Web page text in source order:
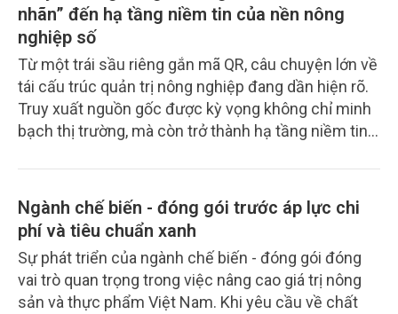
nhãn” đến hạ tầng niềm tin của nền nông
nghiệp số
Từ một trái sầu riêng gắn mã QR, câu chuyện lớn về
tái cấu trúc quản trị nông nghiệp đang dần hiện rõ.
Truy xuất nguồn gốc được kỳ vọng không chỉ minh
bạch thị trường, mà còn trở thành hạ tầng niềm tin
Ngành chế biến - đóng gói trước áp lực chi
phí và tiêu chuẩn xanh
Sự phát triển của ngành chế biến - đóng gói đóng
vai trò quan trọng trong việc nâng cao giá trị nông
sản và thực phẩm Việt Nam. Khi yêu cầu về chất